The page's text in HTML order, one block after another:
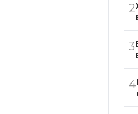
2
3
4